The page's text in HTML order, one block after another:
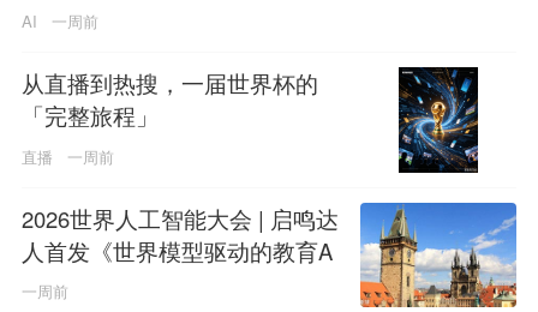
AI 一周前
从直播到热搜，一届世界杯的
「完整旅程」
直播 一周前
2026世界人工智能大会 | 启鸣达
人首发《世界模型驱动的教育A
GI白皮书》
一周前